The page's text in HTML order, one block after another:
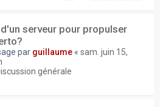
serveur pour propulser
par guillaume « sam. juin 15,
générale